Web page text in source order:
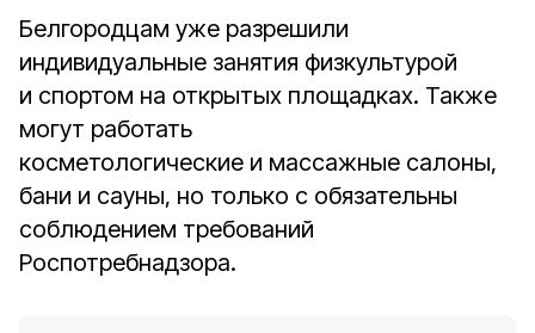
Белгородцам уже разрешили
индивидуальные занятия физкультурой
и спортом на открытых площадках. Также
могут работать
косметологические и массажные салоны,
бани и сауны, но только с обязательны
соблюдением требований
Роспотребнадзора.